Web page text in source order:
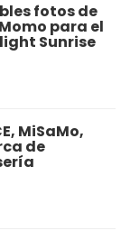
fotos de
para el
Sunrise
MiSaMo,
de